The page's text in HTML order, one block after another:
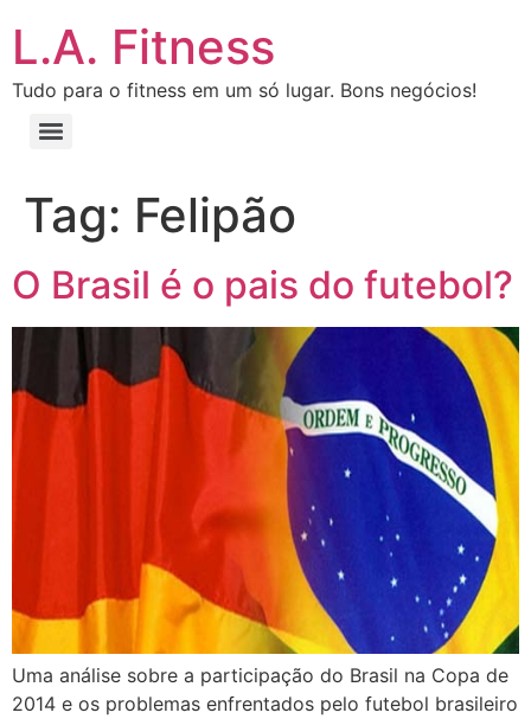
L.A. Fitness
Tudo para o fitness em um só lugar. Bons negócios!
Tag: Felipão
O Brasil é o pais do futebol?
Uma análise sobre a participação do Brasil na Copa de
2014 e os problemas enfrentados pelo futebol brasileiro